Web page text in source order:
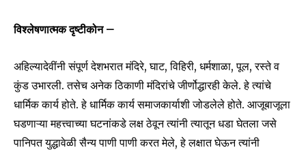
विश्लेषणात्मक दृष्टीकोन –
अहिल्यादेवींनी संपूर्ण देशभरात मंदिरे, घाट, विहिरी, धर्मशाळा, पूल, रस्ते व
कुंड उभारली. तसेच अनेक ठिकाणी मंदिरांचे जीर्णोद्धारही केले. हे त्यांचे
धार्मिक कार्य होते. हे धार्मिक कार्य समाजकार्याशी जोडलेले होते. आजूबाजूला
घडणाऱ्या महत्त्वाच्या घटनांकडे लक्ष ठेवून त्यांनी त्यातून धडा घेतला जसे
पानिपत युद्धावेळी सैन्य पाणी पाणी करत मेले, हे लक्षात घेऊन त्यांनी